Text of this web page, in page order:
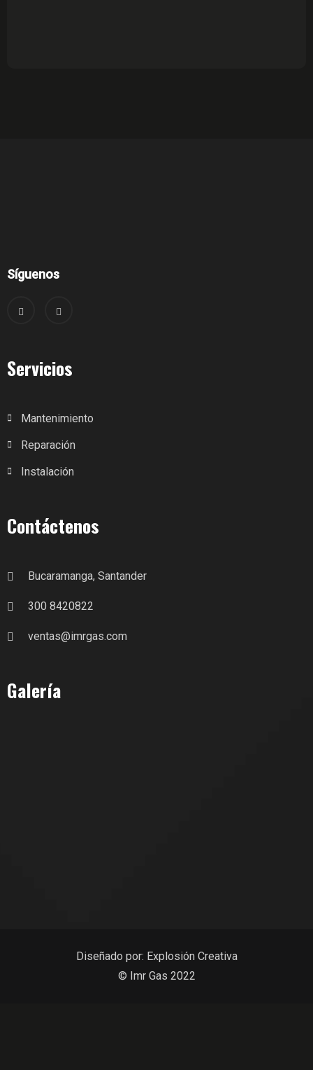
Síguenos
Servicios
Mantenimiento
Reparación
Instalación
Contáctenos
Bucaramanga, Santander
300 8420822
ventas@imrgas.com
Galería
Diseñado por: Explosión Creativa
© Imr Gas 2022